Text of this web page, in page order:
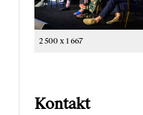
2 500 x 1 667
Kontakt